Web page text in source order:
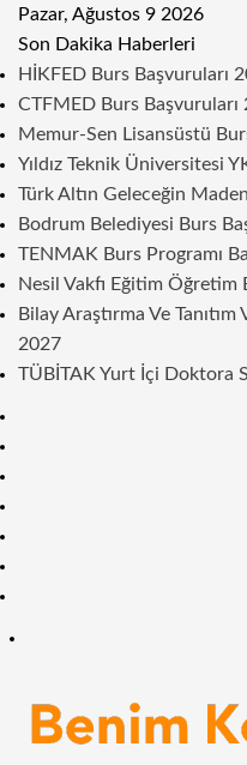
Pazar, Ağustos 9 2026
Son Dakika Haberleri
HİKFED Burs Başvuruları
CTFMED Burs
Memur-Sen Lisansüstü
Yıldız Teknik Üniversitesi
Türk Altın Geleceğin
Bodrum Belediyesi Burs
TENMAK Burs Programı
Nesil Vakfı Eğitim
Bilay Araştırma Ve
2027
TÜBİTAK Yurt İçi Doktora